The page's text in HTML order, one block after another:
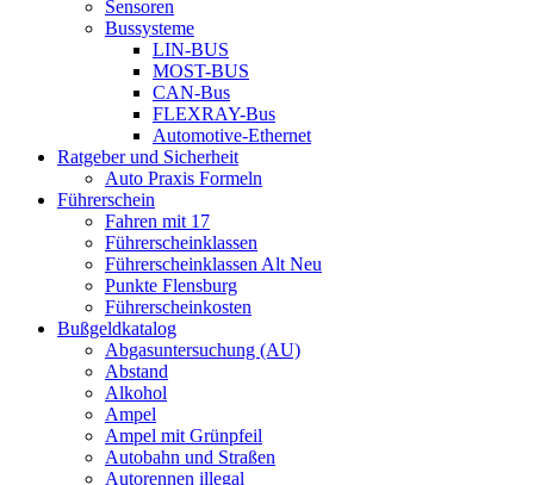
Sensoren
Bussysteme
LIN-BUS
MOST-BUS
CAN-Bus
FLEXRAY-Bus
Automotive-Ethernet
Ratgeber und Sicherheit
Auto Praxis Formeln
Führerschein
Fahren mit 17
Führerscheinklassen
Führerscheinklassen Alt Neu
Punkte Flensburg
Führerscheinkosten
Bußgeldkatalog
Abgasuntersuchung (AU)
Abstand
Alkohol
Ampel
Ampel mit Grünpfeil
Autobahn und Straßen
Autorennen illegal